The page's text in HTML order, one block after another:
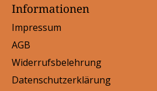
Informationen
Impressum
AGB
Widerrufsbelehrung
Datenschutzerklärung